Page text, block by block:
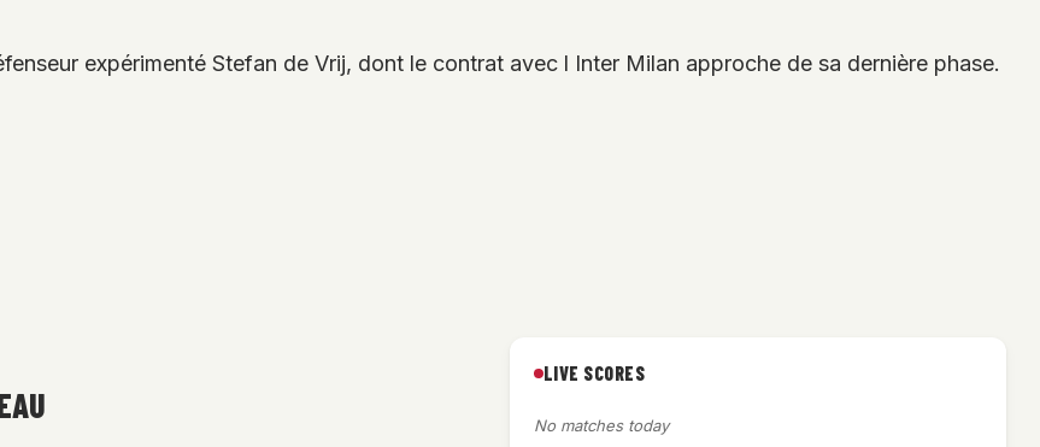
expérimenté Stefan de Vrij, dont le contrat avec l Inter Milan approche de sa dernière phase.
LIVE SCORES
No matches today